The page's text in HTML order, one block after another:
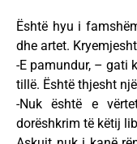
Është hyu i
dhe artet.
-E pamundur, – gati
tillë. Është thjesht
-Nuk është e
dorëshkrim të këtij